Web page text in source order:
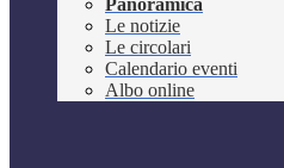
Panoramica
Le notizie
Le circolari
Calendario eventi
Albo online